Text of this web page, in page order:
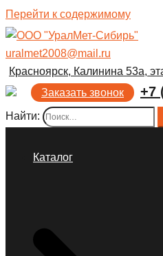
Перейти к содержимому
uralmet2008@mail.ru
Красноярск, Калинина 53а,
Заказать звонок
+7
Найти:
Каталог